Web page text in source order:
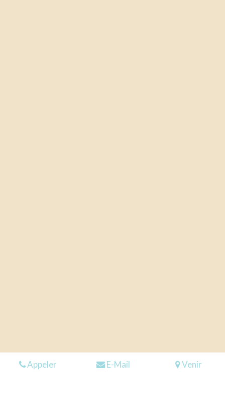
Appeler E-Mail Venir